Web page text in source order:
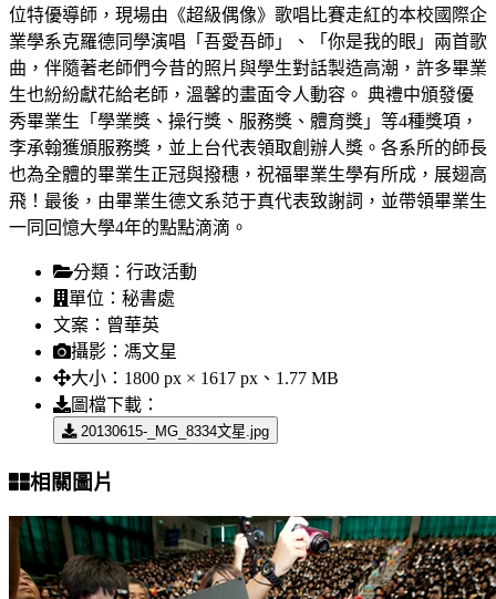
位特優導師，現場由《超級偶像》歌唱比賽走紅的本校國際企
業學系克羅德同學演唱「吾愛吾師」、「你是我的眼」兩首歌
曲，伴隨著老師們今昔的照片與學生對話製造高潮，許多畢業
生也紛紛獻花給老師，溫馨的畫面令人動容。 典禮中頒發優
秀畢業生「學業獎、操行獎、服務獎、體育獎」等4種獎項，
李承翰獲頒服務獎，並上台代表領取創辦人獎。各系所的師長
也為全體的畢業生正冠與撥穗，祝福畢業生學有所成，展翅高
飛！最後，由畢業生德文系范于真代表致謝詞，並帶領畢業生
一同回憶大學4年的點點滴滴。
分類： 行政活動
單位： 秘書處
文案： 曾華英
攝影： 馮文星
大小： 1800 px × 1617 px、1.77 MB
圖檔下載：
20130615-_MG_8334文星.jpg
相關圖片